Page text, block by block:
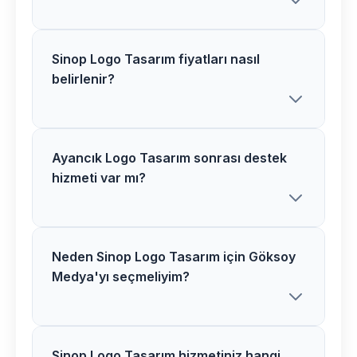
Göksoy Medya olarak Ayancık
bölgesindeki Logo Tasarım projelerimizi
süre değişiklik gösterebilir.
Sinop Logo Tasarım fiyatları nasıl
belirlenir?
Sinop bölgesindeki Logo Tasarım
fiyatlarımız proje kapsamı, özellikler ve
geçebilirsiniz.
Ayancık Logo Tasarım sonrası destek
hizmeti var mı?
Evet, Ayancık bölgesindeki tüm
müşterilerimize Logo Tasarım sonrası 1
Neden Sinop Logo Tasarım için Göksoy
Medya'yı seçmeliyim?